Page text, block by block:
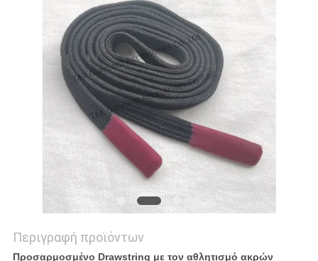
Περιγραφή προϊόντων
Προσαρμοσμένο Drawstring με τον αθλητισμό ακρών